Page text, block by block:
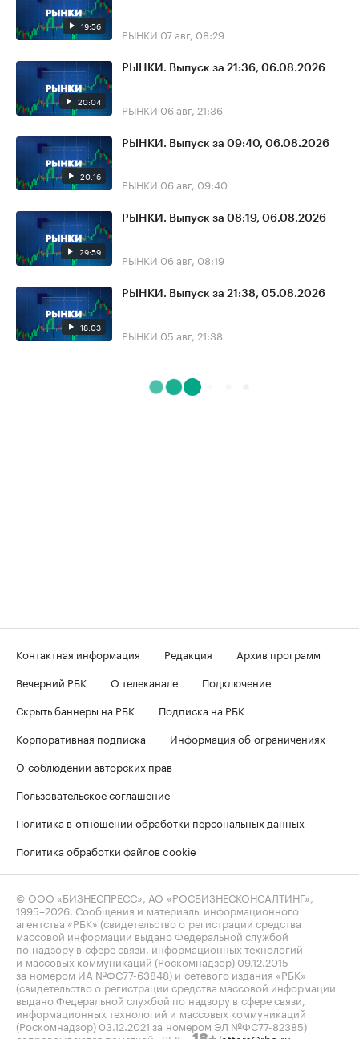
19:56 РЫНКИ 07 авг, 08:29
20:04
РЫНКИ. Выпуск за 21:36, 06.08.2026
РЫНКИ 06 авг, 21:36
20:16
РЫНКИ. Выпуск за 09:40, 06.08.2026
РЫНКИ 06 авг, 09:40
29:59
РЫНКИ. Выпуск за 08:19, 06.08.2026
РЫНКИ 06 авг, 08:19
18:03
РЫНКИ. Выпуск за 21:38, 05.08.2026
РЫНКИ 05 авг, 21:38
Контактная информация Редакция
Архив программ
Вечерний РБК
О телеканале
Подключение
Скрыть баннеры на РБК
Подписка на РБК
Корпоративная подписка
Информация об ограничениях
О соблюдении авторских прав
Пользовательское соглашение
Политика в отношении обработки персональных данных
Политика обработки файлов cookie
© ООО «БИЗНЕСПРЕСС», АО «РОСБИЗНЕСКОНСАЛТИНГ»,
1995–2026 . Сообщения и материалы информационного
агентства «РБК» (свидетельство о регистрации средства
массовой информации выдано Федеральной службой
по надзору в сфере связи, информационных технологий
и массовых коммуникаций (Роскомнадзор) 09.12.2015
за номером ИА №ФС77-63848) и сетевого издания «РБК»
(свидетельство о регистрации средства массовой информации
выдано Федеральной службой по надзору в сфере связи,
информационных технологий и массовых коммуникаций
(Роскомнадзор) 03.12.2021 за номером ЭЛ №ФС77-82385)